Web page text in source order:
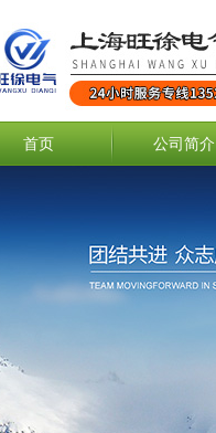
首页 公司简介